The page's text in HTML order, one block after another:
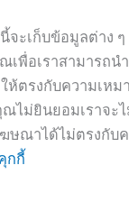
จะเก็บข้อมูลต่าง
เพื่อเราสามารถน
ให้ตรงกับความเห
ไม่ยินยอมเราจะไ
ษณาได้ไม่ตรงกับ
กกี้